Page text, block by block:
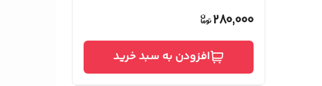
280,000
افزودن به سبد خرید